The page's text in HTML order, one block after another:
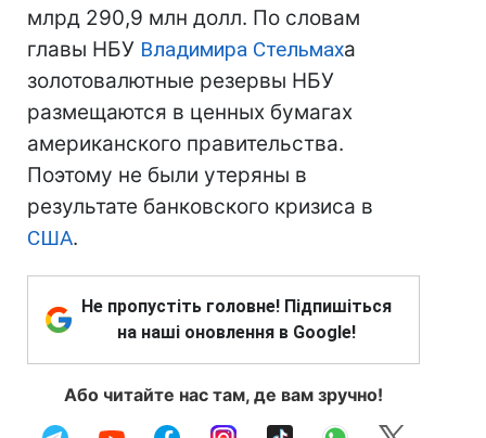
млрд 290,9 млн долл. По словам
главы НБУ Владимира Стельмаха
золотовалютные резервы НБУ
размещаются в ценных бумагах
американского правительства.
Поэтому не были утеряны в
результате банковского кризиса в
США.
Не пропустіть головне! Підпишіться
на наші оновлення в Google!
Або читайте нас там, де вам зручно!